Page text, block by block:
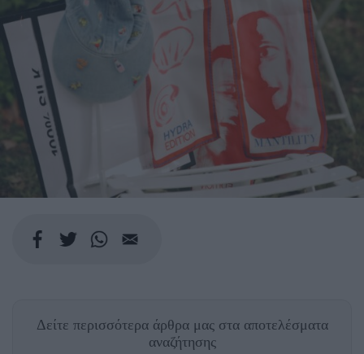
Δείτε περισσότερα άρθρα μας στα αποτελέσματα
αναζήτησης